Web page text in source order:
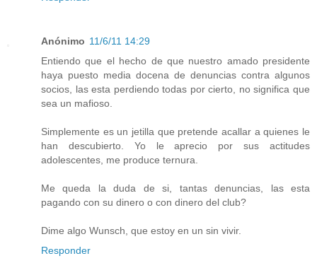
Anónimo 11/6/11 14:29
Entiendo que el hecho de que nuestro amado presidente
haya puesto media docena de denuncias contra algunos
socios, las esta perdiendo todas por cierto, no significa que
sea un mafioso.
Simplemente es un jetilla que pretende acallar a quienes le
han descubierto. Yo le aprecio por sus actitudes
adolescentes, me produce ternura.
Me queda la duda de si, tantas denuncias, las esta
pagando con su dinero o con dinero del club?
Dime algo Wunsch, que estoy en un sin vivir.
Responder